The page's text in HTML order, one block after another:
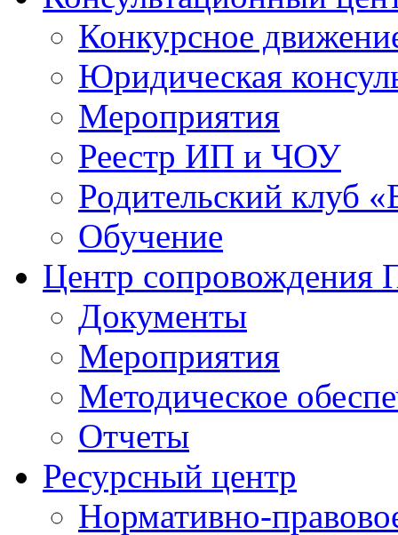
Конкурсное
Юридическая
Мероприятия
Реестр ИП и ЧОУ
Родительский клуб
Обучение
Центр сопровождения
Документы
Мероприятия
Методическое
Отчеты
Ресурсный центр
Нормативно-